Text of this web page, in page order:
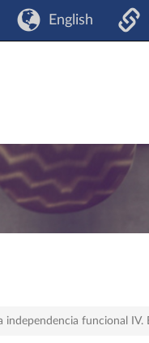
English
independencia funcional IV.